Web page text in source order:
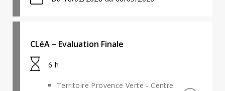
CLéA – Evaluation Finale
6 h
Territoire Provence Verte - Centre